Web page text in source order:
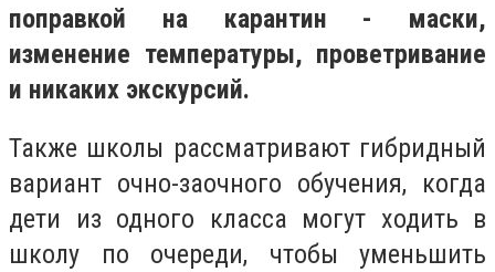
поправкой на карантин - маски,
изменение температуры, проветривание
и никаких экскурсий.
Также школы рассматривают гибридный
вариант очно-заочного обучения, когда
дети из одного класса могут ходить в
школу по очереди, чтобы уменьшить